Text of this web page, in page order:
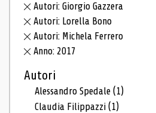
Autori: Giorgio Gazzera
Autori: Lorella Bono
Autori: Michela Ferrero
Anno: 2017
Autori
Alessandro Spedale(1)
Claudia Filippazzi(1)